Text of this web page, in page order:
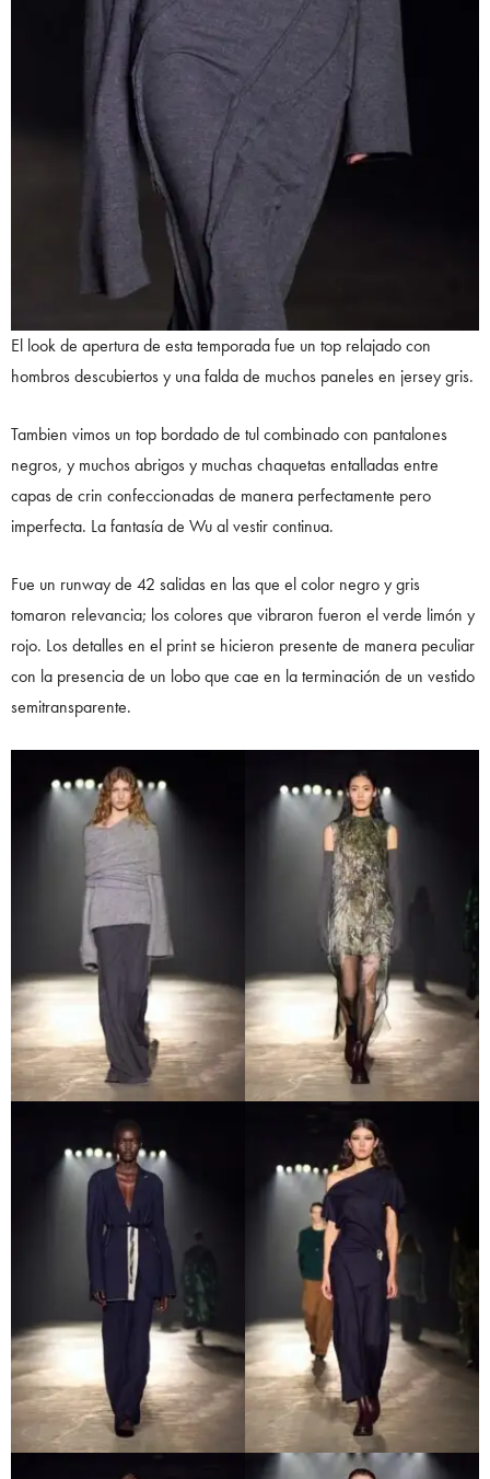
El look de apertura de esta temporada fue un top relajado con
hombros descubiertos y una falda de muchos paneles en jersey gris.
Tambien vimos un top bordado de tul combinado con pantalones
negros, y muchos abrigos y muchas chaquetas entalladas entre
capas de crin confeccionadas de manera perfectamente pero
imperfecta. La fantasía de Wu al vestir continua.
Fue un runway de 42 salidas en las que el color negro y gris
tomaron relevancia; los colores que vibraron fueron el verde limón y
rojo. Los detalles en el print se hicieron presente de manera peculiar
con la presencia de un lobo que cae en la terminación de un vestido
semitransparente.